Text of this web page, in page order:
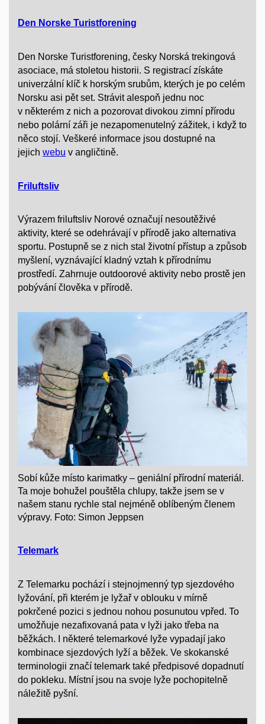
Den Norske Turistforening
Den Norske Turistforening, česky Norská trekingová
asociace, má stoletou historii. S registrací získáte
univerzální klíč k horským srubům, kterých je po celém
Norsku asi pět set. Strávit alespoň jednu noc
v některém z nich a pozorovat divokou zimní přírodu
nebo polární záři je nezapomenutelný zážitek, i když to
něco stojí. Veškeré informace jsou dostupné na
jejich webu v angličtině.
Friluftsliv
Výrazem friluftsliv Norové označují nesoutěživé
aktivity, které se odehrávají v přírodě jako alternativa
sportu. Postupně se z nich stal životní přístup a způsob
myšlení, vyznávající kladný vztah k přírodnímu
prostředí. Zahrnuje outdoorové aktivity nebo prostě jen
pobývání člověka v přírodě.
Sobí kůže místo karimatky – geniální přírodní materiál.
Ta moje bohužel pouštěla chlupy, takže jsem se v
našem stanu rychle stal nejméně oblíbeným členem
výpravy. Foto: Simon Jeppsen
Telemark
Z Telemarku pochází i stejnojmenný typ sjezdového
lyžování, při kterém je lyžař v oblouku v mírně
pokrčené pozici s jednou nohou posunutou vpřed. To
umožňuje nezafixovaná pata v lyži jako třeba na
běžkách. I některé telemarkové lyže vypadají jako
kombinace sjezdových lyží a běžek. Ve skokanské
terminologii značí telemark také předpisové dopadnutí
do pokleku. Místní jsou na svoje lyže pochopitelně
náležitě pyšní.